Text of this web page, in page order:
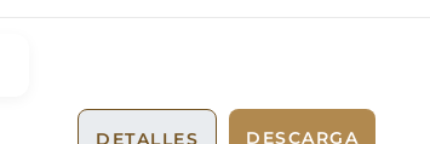
DESCARGA
DETALLES